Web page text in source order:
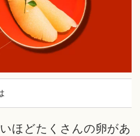
ほどたくさんの卵があ